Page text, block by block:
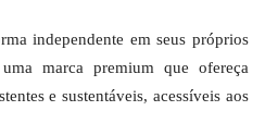
independente em seus próprios
marca premium que ofereça
e sustentáveis, acessíveis aos